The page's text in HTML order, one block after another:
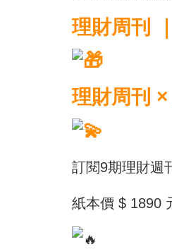
理財周刊
理財周刊 ×
訂閱9期理財週
紙本價 $ 1890